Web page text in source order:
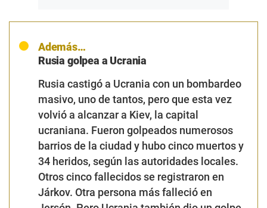
Además…
Rusia golpea a Ucrania
Rusia castigó a Ucrania con un bombardeo
masivo, uno de tantos, pero que esta vez
volvió a alcanzar a Kiev, la capital
ucraniana. Fueron golpeados numerosos
barrios de la ciudad y hubo cinco muertos y
34 heridos, según las autoridades locales.
Otros cinco fallecidos se registraron en
Járkov. Otra persona más falleció en